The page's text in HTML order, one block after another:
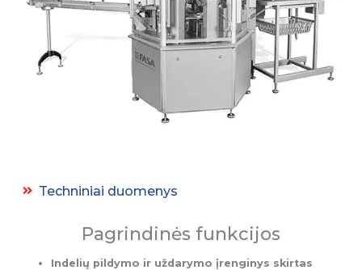
Techniniai duomenys
Pagrindinės funkcijos
Indelių pildymo ir uždarymo įrenginys skirtas